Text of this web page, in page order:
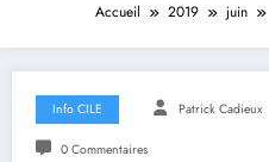
Accueil 2019 juin
Info CILE Patrick Cadieux
0 Commentaires